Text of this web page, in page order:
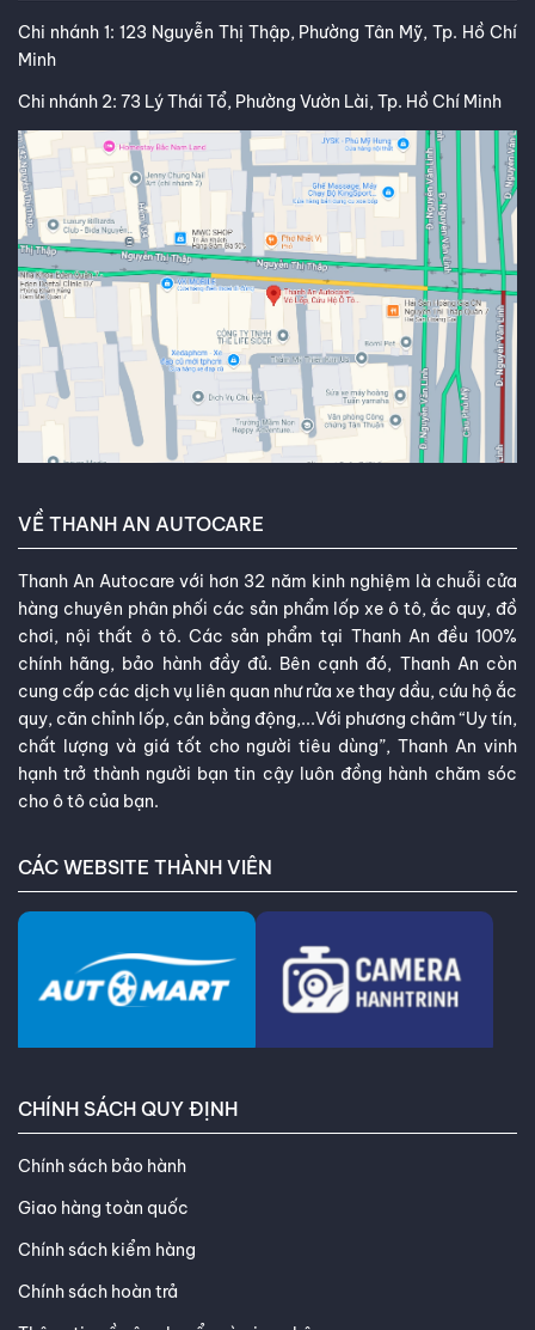
Chi nhánh 1: 123 Nguyễn Thị Thập, Phường Tân Mỹ, Tp. Hồ Chí
Minh
Chi nhánh 2: 73 Lý Thái Tổ, Phường Vườn Lài, Tp. Hồ Chí Minh
VỀ THANH AN AUTOCARE
Thanh An Autocare với hơn 32 năm kinh nghiệm là chuỗi cửa
hàng chuyên phân phối các sản phẩm lốp xe ô tô, ắc quy, đồ
chơi, nội thất ô tô. Các sản phẩm tại Thanh An đều 100%
chính hãng, bảo hành đầy đủ. Bên cạnh đó, Thanh An còn
cung cấp các dịch vụ liên quan như rửa xe thay dầu, cứu hộ ắc
quy, căn chỉnh lốp, cân bằng động,...Với phương châm “Uy tín,
chất lượng và giá tốt cho người tiêu dùng”, Thanh An vinh
hạnh trở thành người bạn tin cậy luôn đồng hành chăm sóc
cho ô tô của bạn.
CÁC WEBSITE THÀNH VIÊN
CHÍNH SÁCH QUY ĐỊNH
Chính sách bảo hành
Giao hàng toàn quốc
Chính sách kiểm hàng
Chính sách hoàn trả